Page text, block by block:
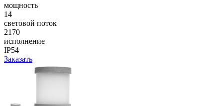
мощность
14
световой поток
2170
исполнение
IP54
Заказать